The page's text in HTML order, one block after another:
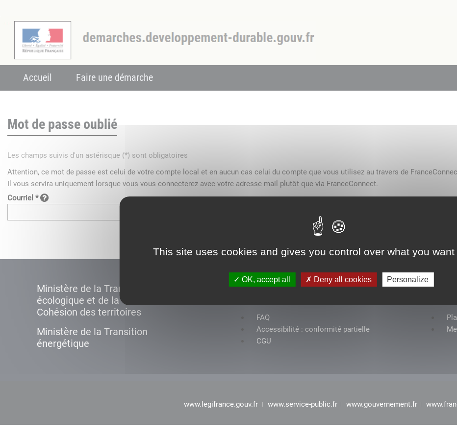
This site uses cookies and gives you control over what you
OK, accept all Deny all cookies Personalize
Accueil Faire une démarche
Mot de passe oublié
Les champs suivis d'un astérisque (*) sont obligatoires
Attention, ce mot de passe est celui de votre compte local et en aucun cas celui du compte que vous utilisez au travers de
Il vous servira uniquement lorsque vous vous connecterez avec votre adresse mail plutôt que via FranceConnect.
Courriel *
Ministère de la Transition
écologique et de la
Cohésion des territoires
Ministère de la Transition
énergétique
FAQ
Accessibilité : conformité partielle
CGU
www.legifrance.gouv.fr www.service-public.fr www.gouvernement.fr